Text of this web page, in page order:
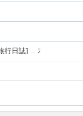
行日誌] ... 2